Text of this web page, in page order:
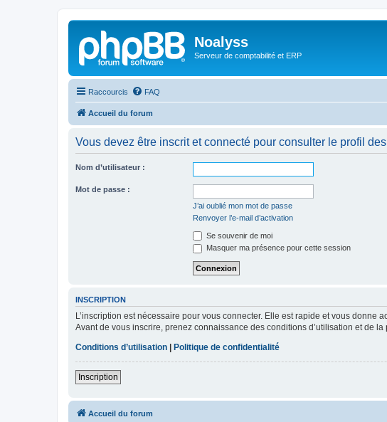
Noalyss
Serveur de comptabilité et ERP
Raccourcis FAQ
Accueil du forum
Vous devez être inscrit et connecté pour consulter le profil
Nom d’utilisateur :
Mot de passe :
J’ai oublié mon mot de passe
Renvoyer l’e-mail d’activation
Se souvenir de moi
Masquer ma présence pour cette session
INSCRIPTION
L’inscription est nécessaire pour vous connecter. Elle est rapide et vous
Avant de vous inscrire, prenez connaissance des conditions d’utilisation et de
Conditions d’utilisation
Politique de confidentialité
Inscription
Accueil du forum